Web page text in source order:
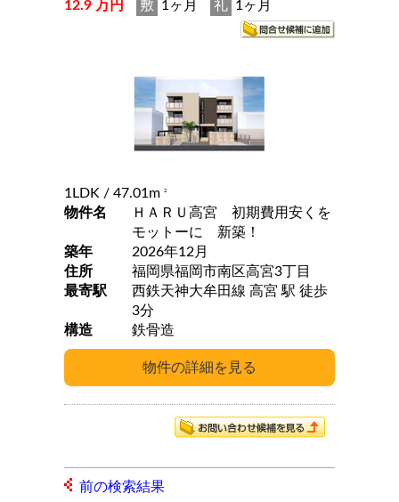
12.9 万円 敷 1ヶ月 礼 1ヶ月
1LDK / 47.01m 2
物件名
ＨＡＲＵ高宮 初期費用安くを
モットーに 新築！
築年
2026年12月
住所
福岡県福岡市南区高宮3丁目
最寄駅
西鉄天神大牟田線 高宮 駅 徒歩
3分
構造
鉄骨造
前の検索結果